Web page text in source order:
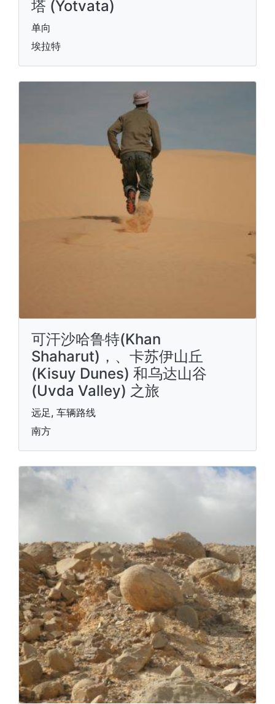
塔 (Yotvata)
单向
埃拉特
可汗沙哈鲁特(Khan
Shaharut)，、卡苏伊山丘
(Kisuy Dunes) 和乌达山谷
(Uvda Valley) 之旅
远足, 车辆路线
南方